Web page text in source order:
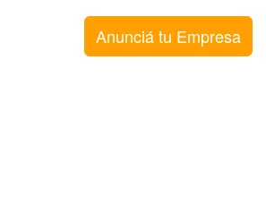
Anunciá tu Empresa